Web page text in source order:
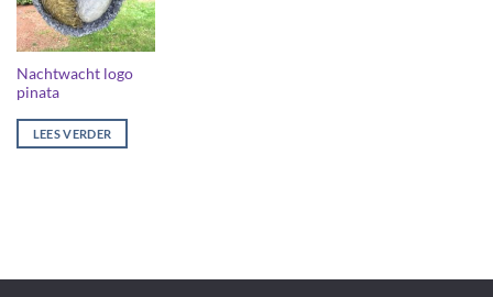
Nachtwacht logo
pinata
LEES VERDER